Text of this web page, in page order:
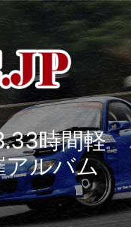
時間軽
アルバム